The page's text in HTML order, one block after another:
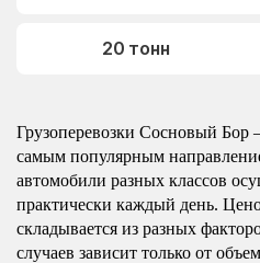
20 тонн
Грузоперевозки Сосновый
самым популярным
автомобили разных классов
практически каждый день.
складывается из разных
случаев зависит только от